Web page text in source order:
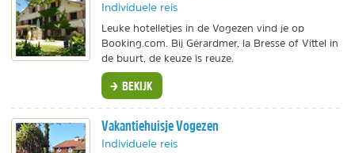
Individuele reis
Leuke hotelletjes in de Vogezen vind je op
Booking.com. Bij Gérardmer, la Bresse of Vittel in
de buurt, de keuze is reuze.
BEKIJK
Vakantiehuisje Vogezen
Individuele reis